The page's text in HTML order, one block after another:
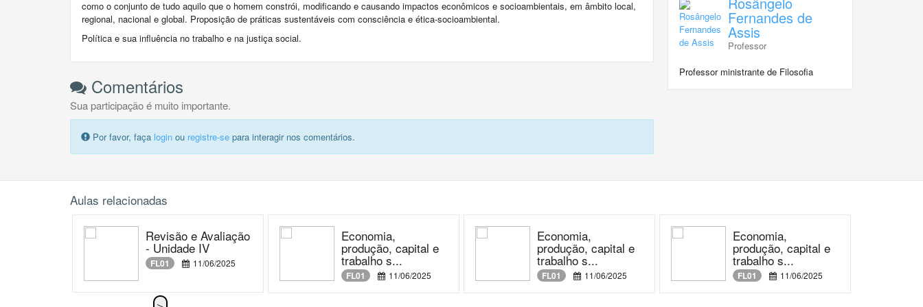
como o conjunto de tudo aquilo que o homem constrói, modificando e causando impactos econômicos e socioambientais, em âmbito local,
regional, nacional e global. Proposição de práticas sustentáveis com consciência e ética-socioambiental.
Política e sua influência no trabalho e na justiça social.
Comentários
Sua participação é muito importante.
Por favor, faça login ou registre-se para interagir nos comentários.
Fernandes de
Assis
Professor
Professor ministrante de Filosofia
Aulas relacionadas
Revisão e Avaliação
- Unidade IV
FL01 11/06/2025
Economia,
produção, capital e
trabalho s...
FL01 11/06/2025
Economia,
produção, capital e
trabalho s...
FL01 11/06/2025
Economia,
produção, capital e
trabalho s...
FL01 11/06/2025